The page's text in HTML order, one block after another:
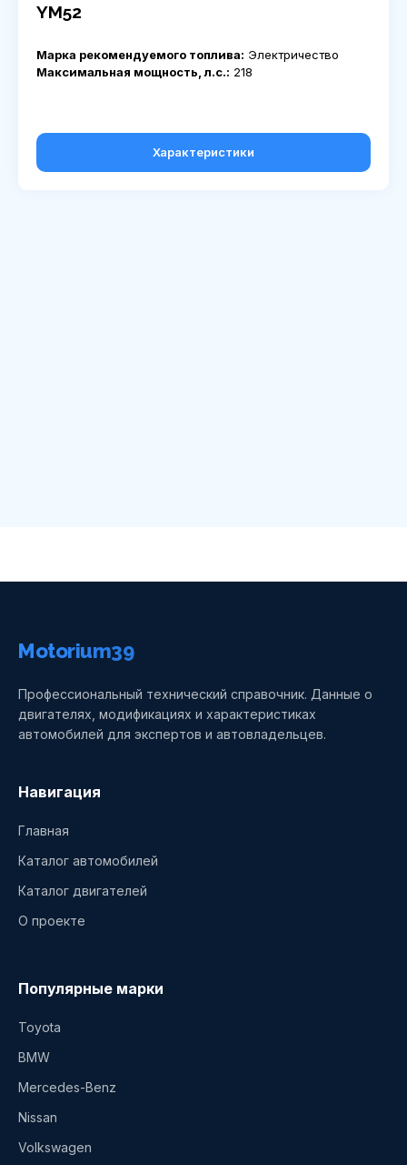
YM52
Марка рекомендуемого топлива: Электричество
Максимальная мощность, л.с.: 218
Характеристики
Motorium39
Профессиональный технический справочник. Данные о
двигателях, модификациях и характеристиках
автомобилей для экспертов и автовладельцев.
Навигация
Главная
Каталог автомобилей
Каталог двигателей
О проекте
Популярные марки
Toyota
BMW
Mercedes-Benz
Nissan
Volkswagen